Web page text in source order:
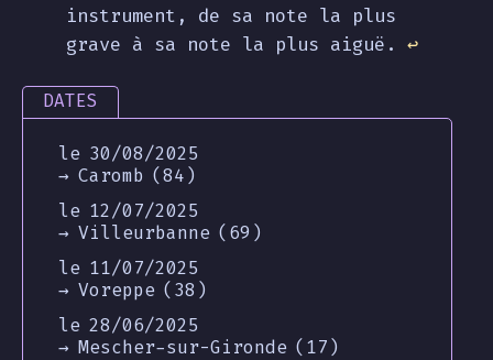
instrument, de sa note la plus
grave à sa note la plus aiguë. ↩︎
DATES
le 30/08/2025
→ Caromb (84)
le 12/07/2025
→ Villeurbanne (69)
le 11/07/2025
→ Voreppe (38)
le 28/06/2025
→ Mescher-sur-Gironde (17)